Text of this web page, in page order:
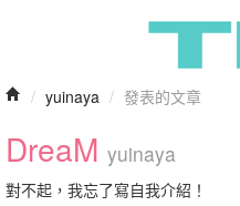
/ yuinaya / 發表的文章
DreaM yuinaya
對不起，我忘了寫自我介紹！